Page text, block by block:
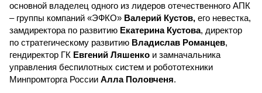
основной владелец одного из лидеров отечественного АПК
– группы компаний «ЭФКО» Валерий Кустов, его невестка,
замдиректора по развитию Екатерина Кустова, директор
по стратегическому развитию Владислав Романцев,
гендиректор ГК Евгений Ляшенко и замначальника
управления беспилотных систем и робототехники
Минпромторга России Алла Половченя.